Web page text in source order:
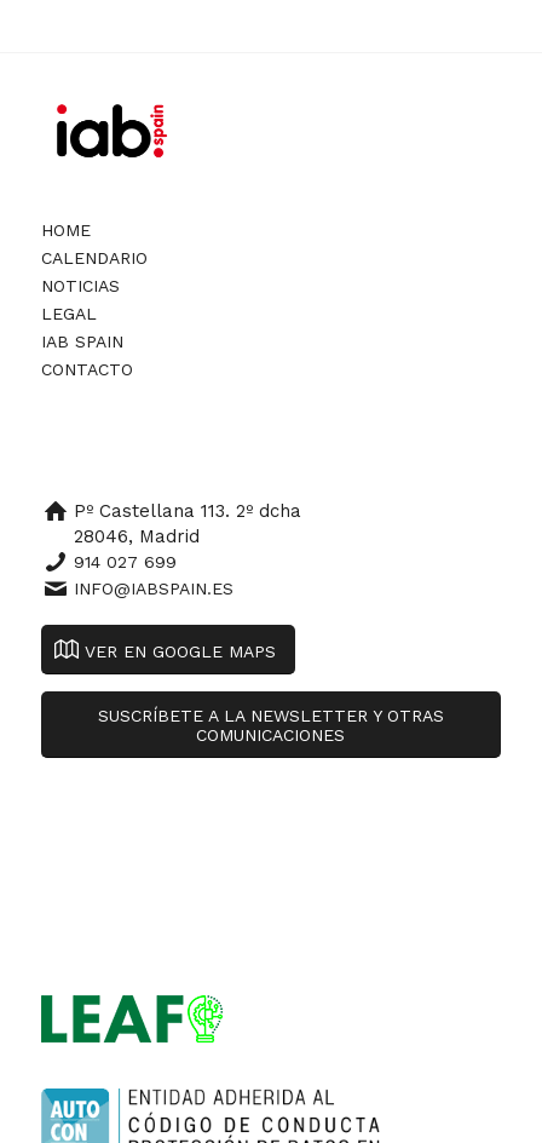
HOME
CALENDARIO
NOTICIAS
LEGAL
IAB SPAIN
CONTACTO
Pº Castellana 113. 2º dcha
28046, Madrid
914 027 699
INFO@IABSPAIN.ES
VER EN GOOGLE MAPS
SUSCRÍBETE A LA NEWSLETTER Y OTRAS
COMUNICACIONES